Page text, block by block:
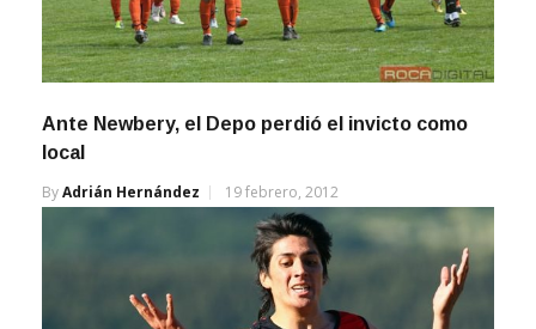
Ante Newbery, el Depo perdió el invicto como
local
ByAdrián Hernández 19 febrero, 2012